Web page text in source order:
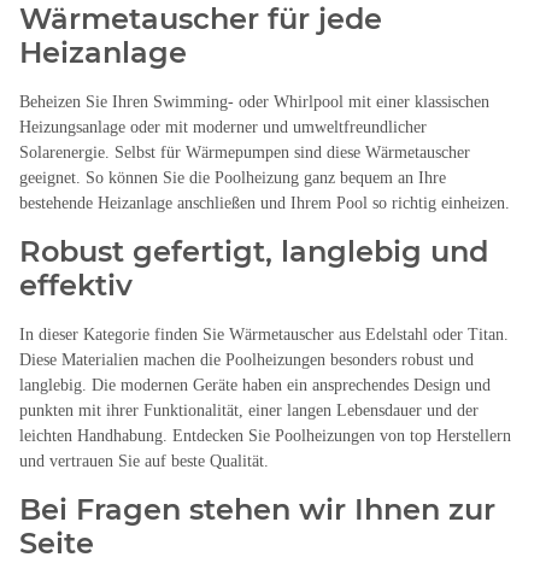
Wärmetauscher für jede
Heizanlage
Beheizen Sie Ihren Swimming- oder Whirlpool mit einer klassischen
Heizungsanlage oder mit moderner und umweltfreundlicher
Solarenergie. Selbst für Wärmepumpen sind diese Wärmetauscher
geeignet. So können Sie die Poolheizung ganz bequem an Ihre
bestehende Heizanlage anschließen und Ihrem Pool so richtig einheizen.
Robust gefertigt, langlebig und
effektiv
In dieser Kategorie finden Sie Wärmetauscher aus Edelstahl oder Titan.
Diese Materialien machen die Poolheizungen besonders robust und
langlebig. Die modernen Geräte haben ein ansprechendes Design und
punkten mit ihrer Funktionalität, einer langen Lebensdauer und der
leichten Handhabung. Entdecken Sie Poolheizungen von top Herstellern
und vertrauen Sie auf beste Qualität.
Bei Fragen stehen wir Ihnen zur
Seite